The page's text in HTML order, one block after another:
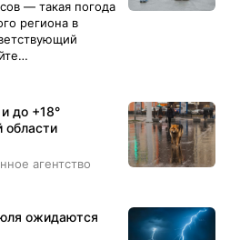
— такая погода
региона в
воздуха в
термометров
до +18°
агентство
ожидаются